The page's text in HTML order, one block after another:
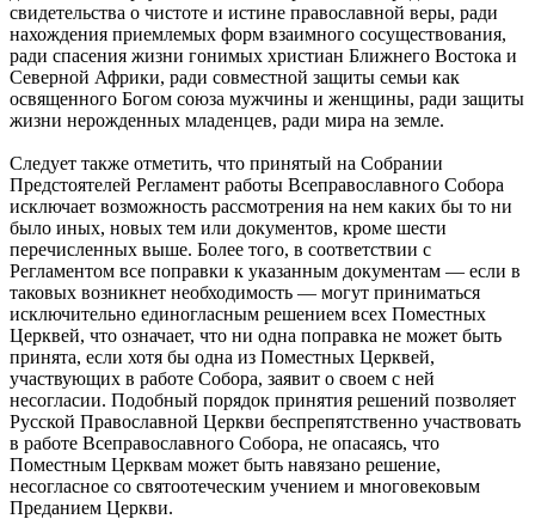
свидетельства о чистоте и истине православной веры, ради
нахождения приемлемых форм взаимного сосуществования,
ради спасения жизни гонимых христиан Ближнего Востока и
Северной Африки, ради совместной защиты семьи как
освященного Богом союза мужчины и женщины, ради защиты
жизни нерожденных младенцев, ради мира на земле.
Следует также отметить, что принятый на Собрании
Предстоятелей Регламент работы Всеправославного Собора
исключает возможность рассмотрения на нем каких бы то ни
было иных, новых тем или документов, кроме шести
перечисленных выше. Более того, в соответствии с
Регламентом все поправки к указанным документам — если в
таковых возникнет необходимость — могут приниматься
исключительно единогласным решением всех Поместных
Церквей, что означает, что ни одна поправка не может быть
принята, если хотя бы одна из Поместных Церквей,
участвующих в работе Собора, заявит о своем с ней
несогласии. Подобный порядок принятия решений позволяет
Русской Православной Церкви беспрепятственно участвовать
в работе Всеправославного Собора, не опасаясь, что
Поместным Церквам может быть навязано решение,
несогласное со святоотеческим учением и многовековым
Преданием Церкви.